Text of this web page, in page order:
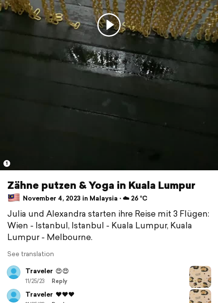
1
Zähne putzen & Yoga in Kuala Lumpur
November 4, 2023 in Malaysia ⋅ ☁️ 26 °C
Julia und Alexandra starten ihre Reise mit 3 Flügen:
Wien - Istanbul, Istanbul - Kuala Lumpur, Kuala
Lumpur - Melbourne.
See translation
Traveler 😍😍
11/25/23 Reply
Traveler ♥️♥️♥️